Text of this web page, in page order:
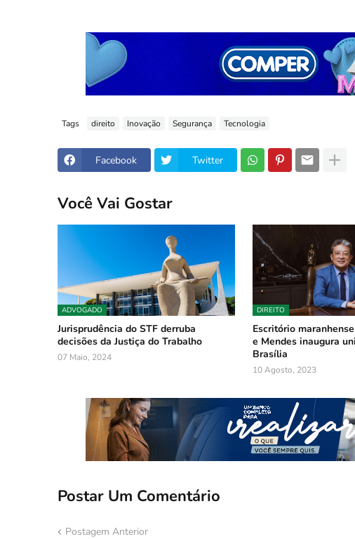
Tags direito Inovação Segurança Tecnologia
Facebook Twitter
Você Vai Gostar
ADVOGADO
Jurisprudência do STF derruba
decisões da Justiça do Trabalho
07 Maio, 2024
DIREITO
Escritório
e Mendes inaugura
Brasília
10 Agosto, 2023
Postar Um Comentário
Postagem Anterior